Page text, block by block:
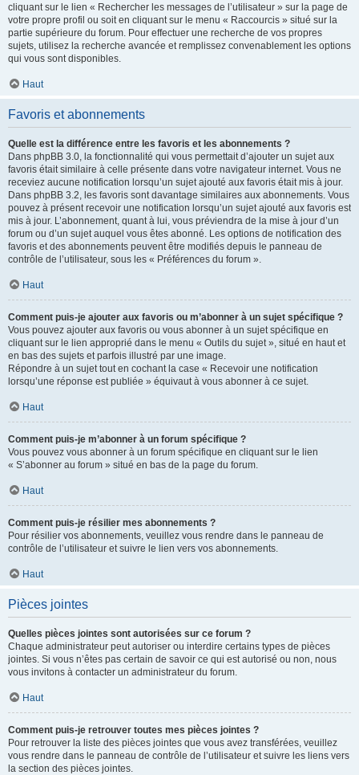
cliquant sur le lien « Rechercher les messages de l’utilisateur » sur la page de
votre propre profil ou soit en cliquant sur le menu « Raccourcis » situé sur la
partie supérieure du forum. Pour effectuer une recherche de vos propres
sujets, utilisez la recherche avancée et remplissez convenablement les options
qui vous sont disponibles.
Haut
Favoris et abonnements
Quelle est la différence entre les favoris et les abonnements ?
Dans phpBB 3.0, la fonctionnalité qui vous permettait d’ajouter un sujet aux
favoris était similaire à celle présente dans votre navigateur internet. Vous ne
receviez aucune notification lorsqu’un sujet ajouté aux favoris était mis à jour.
Dans phpBB 3.2, les favoris sont davantage similaires aux abonnements. Vous
pouvez à présent recevoir une notification lorsqu’un sujet ajouté aux favoris est
mis à jour. L’abonnement, quant à lui, vous préviendra de la mise à jour d’un
forum ou d’un sujet auquel vous êtes abonné. Les options de notification des
favoris et des abonnements peuvent être modifiés depuis le panneau de
contrôle de l’utilisateur, sous les « Préférences du forum ».
Haut
Comment puis-je ajouter aux favoris ou m’abonner à un sujet spécifique ?
Vous pouvez ajouter aux favoris ou vous abonner à un sujet spécifique en
cliquant sur le lien approprié dans le menu « Outils du sujet », situé en haut et
en bas des sujets et parfois illustré par une image.
Répondre à un sujet tout en cochant la case « Recevoir une notification
lorsqu’une réponse est publiée » équivaut à vous abonner à ce sujet.
Haut
Comment puis-je m’abonner à un forum spécifique ?
Vous pouvez vous abonner à un forum spécifique en cliquant sur le lien
« S’abonner au forum » situé en bas de la page du forum.
Haut
Comment puis-je résilier mes abonnements ?
Pour résilier vos abonnements, veuillez vous rendre dans le panneau de
contrôle de l’utilisateur et suivre le lien vers vos abonnements.
Haut
Pièces jointes
Quelles pièces jointes sont autorisées sur ce forum ?
Chaque administrateur peut autoriser ou interdire certains types de pièces
jointes. Si vous n’êtes pas certain de savoir ce qui est autorisé ou non, nous
vous invitons à contacter un administrateur du forum.
Haut
Comment puis-je retrouver toutes mes pièces jointes ?
Pour retrouver la liste des pièces jointes que vous avez transférées, veuillez
vous rendre dans le panneau de contrôle de l’utilisateur et suivre les liens vers
la section des pièces jointes.